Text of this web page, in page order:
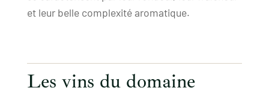
et leur belle complexité aromatique.
Les vins du domaine